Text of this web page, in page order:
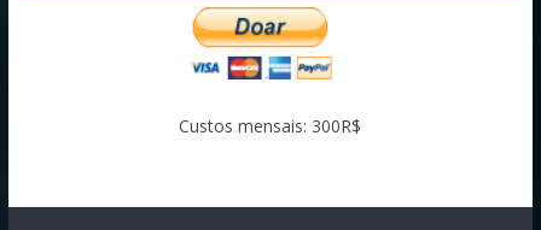
Custos mensais: 300R$